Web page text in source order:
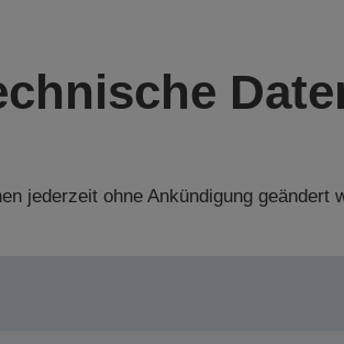
jederzeit ohne Ankündigung geändert